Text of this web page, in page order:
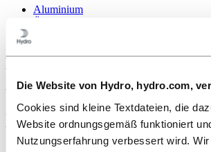
Die Website von Hydro, hydro.com,
Cookies sind kleine Textdateien, die
Website ordnungsgemäß funktioniert
Nutzungserfahrung verbessert wird.
Aluminium
Der Lebenszyklus von
Vom Abbau des Bauxits bis hin zu
und der Wiederverwertung – als vollständig
Unternehmen sorgen wir über den gesamten
Wertschöpfung.